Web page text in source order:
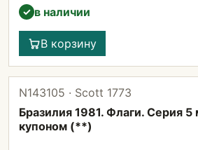
✓ в наличии
В корзину
N143105 · Scott 1773
Бразилия 1981. Флаги. Серия 5
купоном (**)